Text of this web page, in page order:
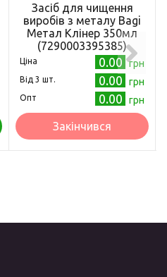
Засіб для чищення
виробів з металу Bagi
Метал Клінер 350мл
(7290003395385)
Ціна 0.00 грн
Від 3 шт. 0.00 грн
Опт 0.00 грн
Закінчився